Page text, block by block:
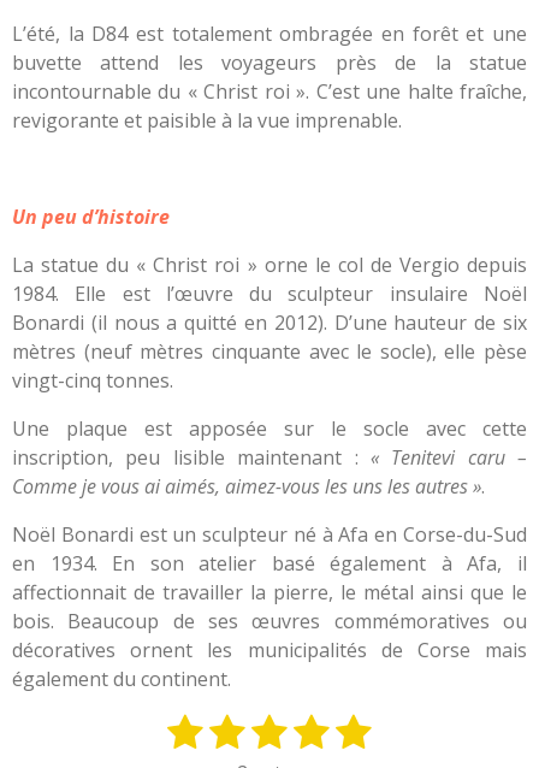
L’été, la D84 est totalement ombragée en forêt et une
buvette attend les voyageurs près de la statue
incontournable du « Christ roi ». C’est une halte fraîche,
revigorante et paisible à la vue imprenable.
Un peu d’histoire
La statue du « Christ roi » orne le col de Vergio depuis
1984. Elle est l’œuvre du sculpteur insulaire Noël
Bonardi (il nous a quitté en 2012). D’une hauteur de six
mètres (neuf mètres cinquante avec le socle), elle pèse
vingt-cinq tonnes.
Une plaque est apposée sur le socle avec cette
inscription, peu lisible maintenant : « Tenitevi caru –
Comme je vous ai aimés, aimez-vous les uns les autres ».
Noël Bonardi est un sculpteur né à Afa en Corse-du-Sud
en 1934. En son atelier basé également à Afa, il
affectionnait de travailler la pierre, le métal ainsi que le
bois. Beaucoup de ses œuvres commémoratives ou
décoratives ornent les municipalités de Corse mais
également du continent.
1 2 3 4 5